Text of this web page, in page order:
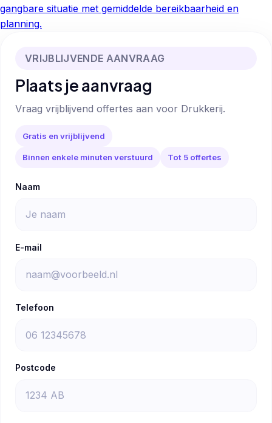
gangbare situatie met gemiddelde bereikbaarheid en
planning.
VRIJBLIJVENDE AANVRAAG
Plaats je aanvraag
Vraag vrijblijvend offertes aan voor Drukkerij.
Gratis en vrijblijvend
Binnen enkele minuten verstuurd Tot 5 offertes
Naam
E-mail
Telefoon
Postcode